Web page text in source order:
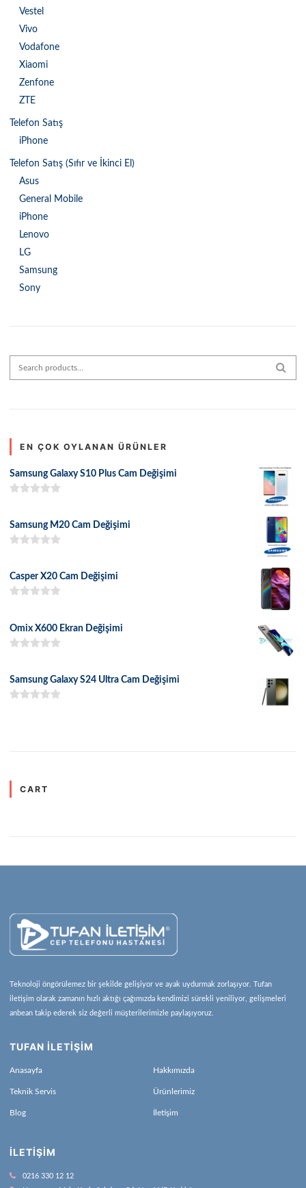
Vestel
Vivo
Vodafone
Xiaomi
Zenfone
ZTE
Telefon Satış
iPhone
Telefon Satış (Sıfır ve İkinci El)
Asus
General Mobile
iPhone
Lenovo
LG
Samsung
Sony
Search for:
EN ÇOK OYLANAN ÜRÜNLER
Samsung Galaxy S10 Plus Cam Değişimi
Samsung M20 Cam Değişimi
Casper X20 Cam Değişimi
Omix X600 Ekran Değişimi
Samsung Galaxy S24 Ultra Cam Değişimi
CART
Teknoloji öngörülemez bir şekilde gelişiyor ve ayak uydurmak zorlaşıyor. Tufan
iletişim olarak zamanın hızlı aktığı çağımızda kendimizi sürekli yeniliyor, gelişmeleri
anbean takip ederek siz değerli müşterilerimizle paylaşıyoruz.
TUFAN İLETİŞİM
Anasayfa Hakkımızda
Teknik Servis Ürünlerimiz
Blog İletişim
İLETIŞIM
0216 330 12 12